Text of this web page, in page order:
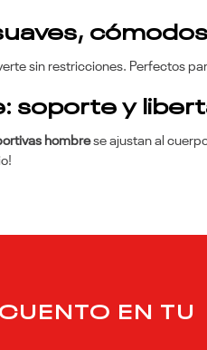
sin restricciones. Perfectos
soporte y
hombrese ajustan al
EN TU